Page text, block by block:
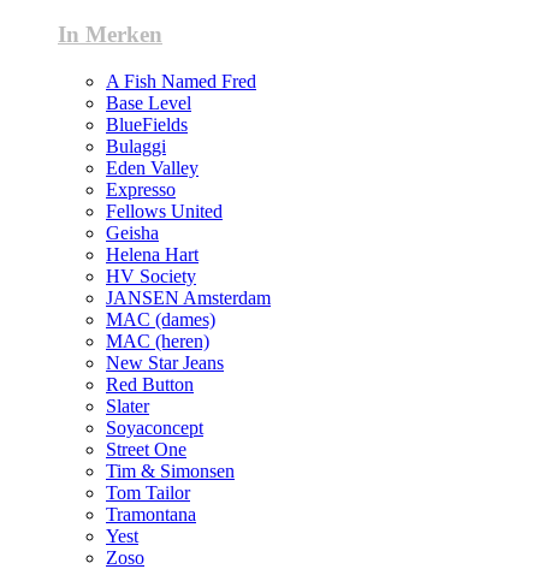
In Merken
A Fish Named Fred
Base Level
BlueFields
Bulaggi
Eden Valley
Expresso
Fellows United
Geisha
Helena Hart
HV Society
JANSEN Amsterdam
MAC (dames)
MAC (heren)
New Star Jeans
Red Button
Slater
Soyaconcept
Street One
Tim & Simonsen
Tom Tailor
Tramontana
Yest
Zoso